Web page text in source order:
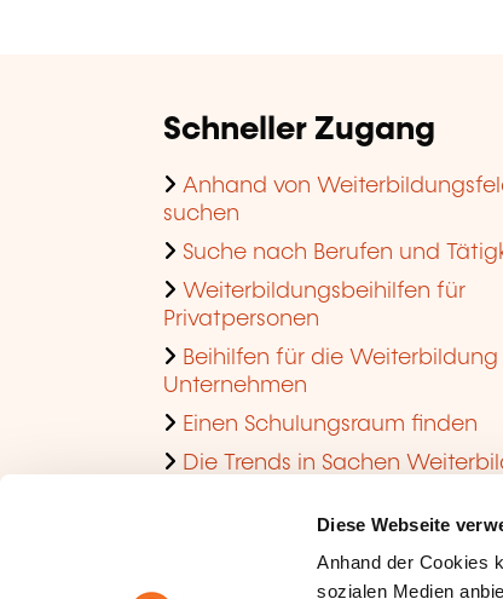
Diese Webseite
Anhand der Cookies
sozialen Medien
Schneller Zugang
Anhand von
suchen
Suche nach Berufen und
Weiterbildungsbeihilfen für
Privatpersonen
Beihilfen für die Weiterbildung
Unternehmen
Einen Schulungsraum finden
Die Trends in Sachen